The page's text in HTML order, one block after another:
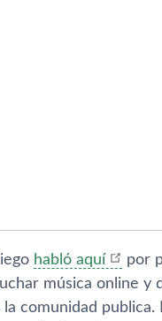
habló aquí­ por
música online y
comunidad